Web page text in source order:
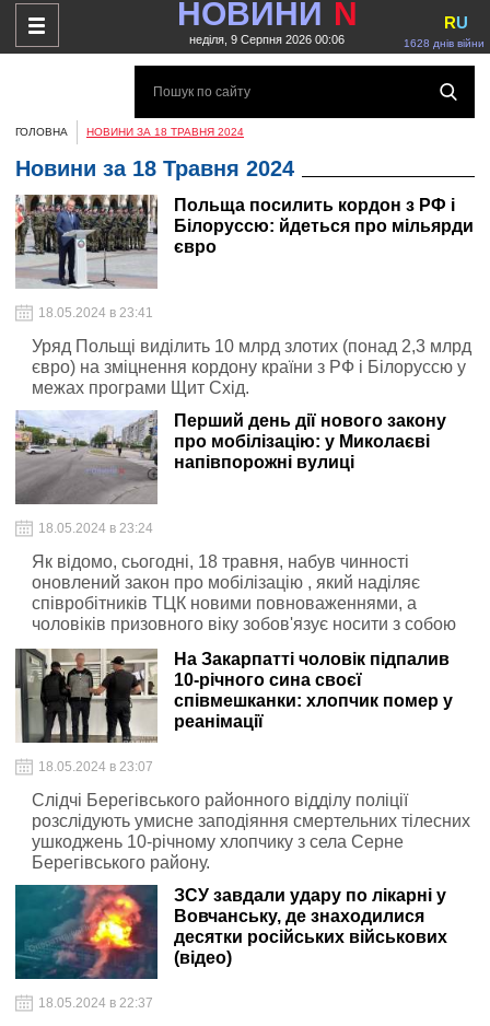
НОВИНИ N
неділя, 9 Серпня 2026 00:06 1628 днів війни
RU
ГОЛОВНА НОВИНИ ЗА 18 ТРАВНЯ 2024
Новини за 18 Травня 2024
Польща посилить кордон з РФ і
Білоруссю: йдеться про мільярди
євро
18.05.2024 в 23:41
Уряд Польщі виділить 10 млрд злотих (понад 2,3 млрд
євро) на зміцнення кордону країни з РФ і Білоруссю у
межах програми Щит Схід.
Перший день дії нового закону
про мобілізацію: у Миколаєві
напівпорожні вулиці
18.05.2024 в 23:24
Як відомо, сьогодні, 18 травня, набув чинності
оновлений закон про мобілізацію , який наділяє
співробітників ТЦК новими повноваженнями, а
чоловіків призовного віку зобов'язує носити з собою
не лише паспорт, а й військово-облікові документи.
На Закарпатті чоловік підпалив
10-річного сина своєї
співмешканки: хлопчик помер у
реанімації
18.05.2024 в 23:07
Слідчі Берегівського районного відділу поліції
розслідують умисне заподіяння смертельних тілесних
ушкоджень 10-річному хлопчику з села Серне
Берегівського району.
ЗСУ завдали удару по лікарні у
Вовчанську, де знаходилися
десятки російських військових
(відео)
18.05.2024 в 22:37